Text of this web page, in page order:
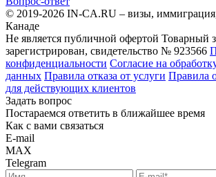
© 2019-2026 IN-CA.RU – визы, иммиграция,
Канаде
Не является публичной офертой Товарный
зарегистрирован, свидетельство № 923566
конфиденциальности Согласие на
данных Правила отказа от услуги Правила
для действующих клиентов
Задать вопрос
Постараемся ответить в ближайшее время
Как с вами связаться
E-mail
MAX
Telegram